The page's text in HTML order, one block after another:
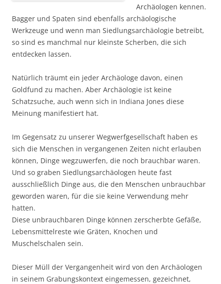
Archäologen kennen.
Bagger und Spaten sind ebenfalls archäologische
Werkzeuge und wenn man Siedlungsarchäologie betreibt,
so sind es manchmal nur kleinste Scherben, die sich
entdecken lassen.
Natürlich träumt ein jeder Archäologe davon, einen
Goldfund zu machen. Aber Archäologie ist keine
Schatzsuche, auch wenn sich in Indiana Jones diese
Meinung manifestiert hat.
Im Gegensatz zu unserer Wegwerfgesellschaft haben es
sich die Menschen in vergangenen Zeiten nicht erlauben
können, Dinge wegzuwerfen, die noch brauchbar waren.
Und so graben Siedlungsarchäologen heute fast
ausschließlich Dinge aus, die den Menschen unbrauchbar
geworden waren, für die sie keine Verwendung mehr
hatten.
Diese unbrauchbaren Dinge können zerscherbte Gefäße,
Lebensmittelreste wie Gräten, Knochen und
Muschelschalen sein.
Dieser Müll der Vergangenheit wird von den Archäologen
in seinem Grabungskontext eingemessen, gezeichnet,